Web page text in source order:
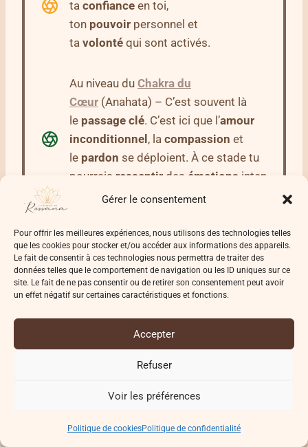
Gérer le consentement
Pour offrir les meilleures expériences, nous utilisons des technologies telles
que les cookies pour stocker et/ou accéder aux informations des appareils.
Le fait de consentir à ces technologies nous permettra de traiter des
données telles que le comportement de navigation ou les ID uniques sur ce
site. Le fait de ne pas consentir ou de retirer son consentement peut avoir
un effet négatif sur certaines caractéristiques et fonctions.
Accepter
Refuser
Voir les préférences
Politique de cookiesPolitique de confidentialité
ta confiance en toi,
ton pouvoir personnel et
ta volonté qui sont activés.
Au niveau du Chakra du
Cœur (Anahata) – C’est souvent là
le passage clé. C’est ici que l’amour
inconditionnel , la compassion et
le pardon se déploient. À ce stade tu
pourrais ressentir des émotions inten
ses et despleursdelibération
Au niveau duChakra de la
Gorge(Vishuddha) – C’est ta
capacité d’expressionauthentique
qui est touchée. Tu peuxressentir
un
, de créer, d’écrire, de
chanter…
s’active souvent avec
dessensationsde pression entre les